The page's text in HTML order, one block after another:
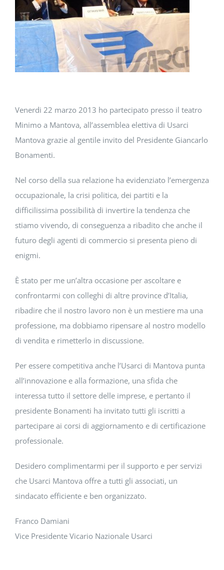
DOWNLOAD
SOSTENIBILITÀ
ACADEMY
Venerdi 22 marzo 2013 ho partecipato presso il teatro
Minimo a Mantova, all’assemblea elettiva di Usarci
Mantova grazie al gentile invito del Presidente Giancarlo
Bonamenti.
Nel corso della sua relazione ha evidenziato l’emergenza
occupazionale, la crisi politica, dei partiti e la
difficilissima possibilità di invertire la tendenza che
stiamo vivendo, di conseguenza a ribadito che anche il
futuro degli agenti di commercio si presenta pieno di
enigmi.
È stato per me un’altra occasione per ascoltare e
confrontarmi con colleghi di altre province d’Italia,
ribadire che il nostro lavoro non è un mestiere ma una
professione, ma dobbiamo ripensare al nostro modello
di vendita e rimetterlo in discussione.
Per essere competitiva anche l’Usarci di Mantova punta
all’innovazione e alla formazione, una sfida che
interessa tutto il settore delle imprese, e pertanto il
presidente Bonamenti ha invitato tutti gli iscritti a
partecipare ai corsi di aggiornamento e di certificazione
professionale.
Desidero complimentarmi per il supporto e per servizi
che Usarci Mantova offre a tutti gli associati, un
sindacato efficiente e ben organizzato.
Franco Damiani
Vice Presidente Vicario Nazionale Usarci